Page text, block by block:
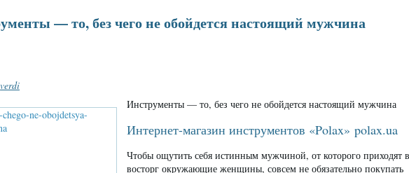
— то, без чего не обойдется настоящий мужчина
verdi
Инструменты — то, без чего не обойдется настоящий мужчина
Интернет-магазин инструментов «Polax» polax.ua
Чтобы ощутить себя истинным мужчиной, от которого приходят в
восторг окружающие женщины, совсем не обязательно покупать